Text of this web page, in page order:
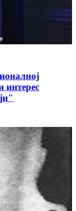
интерес